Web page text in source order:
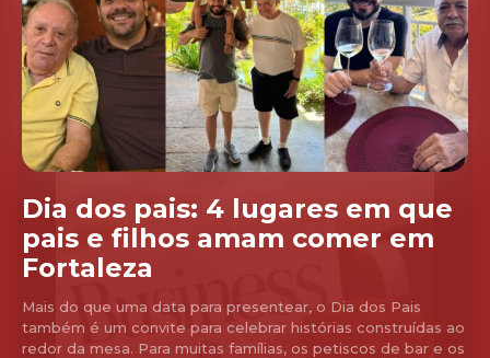
Dia dos pais: 4 lugares em que
pais e filhos amam comer em
Fortaleza
Mais do que uma data para presentear, o Dia dos Pais
também é um convite para celebrar histórias construídas ao
redor da mesa. Para muitas famílias, os petiscos de bar e os